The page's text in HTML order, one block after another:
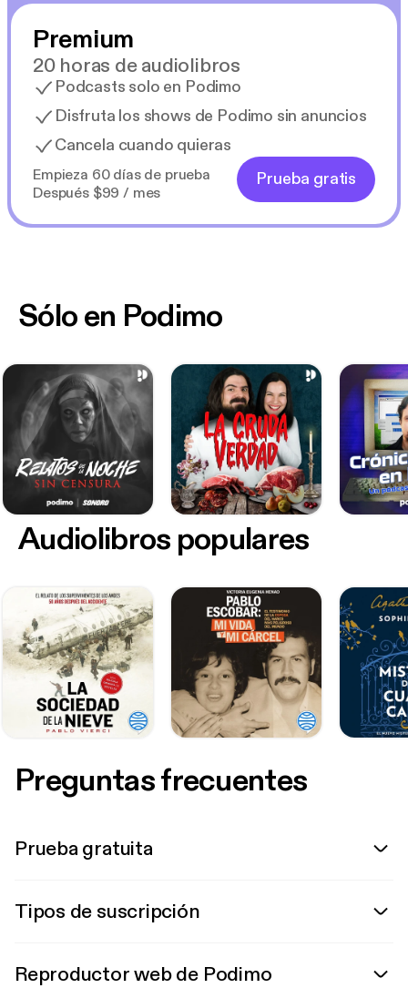
Premium
20 horas de audiolibros
Podcasts solo en Podimo
Disfruta los shows de Podimo sin anuncios
Cancela cuando quieras
Empieza 60 días de prueba
Después $99 / mes
Prueba gratis
Sólo en Podimo
Audiolibros populares
Preguntas frecuentes
Prueba gratuita
Tipos de suscripción
Reproductor web de Podimo